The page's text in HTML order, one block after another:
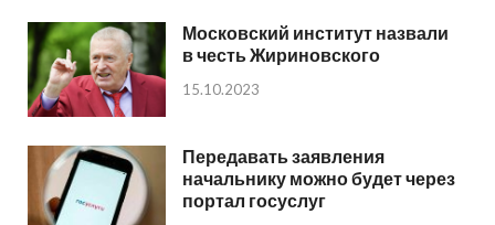
Московский институт назвали
в честь Жириновского
15.10.2023
Передавать заявления
начальнику можно будет через
портал госуслуг